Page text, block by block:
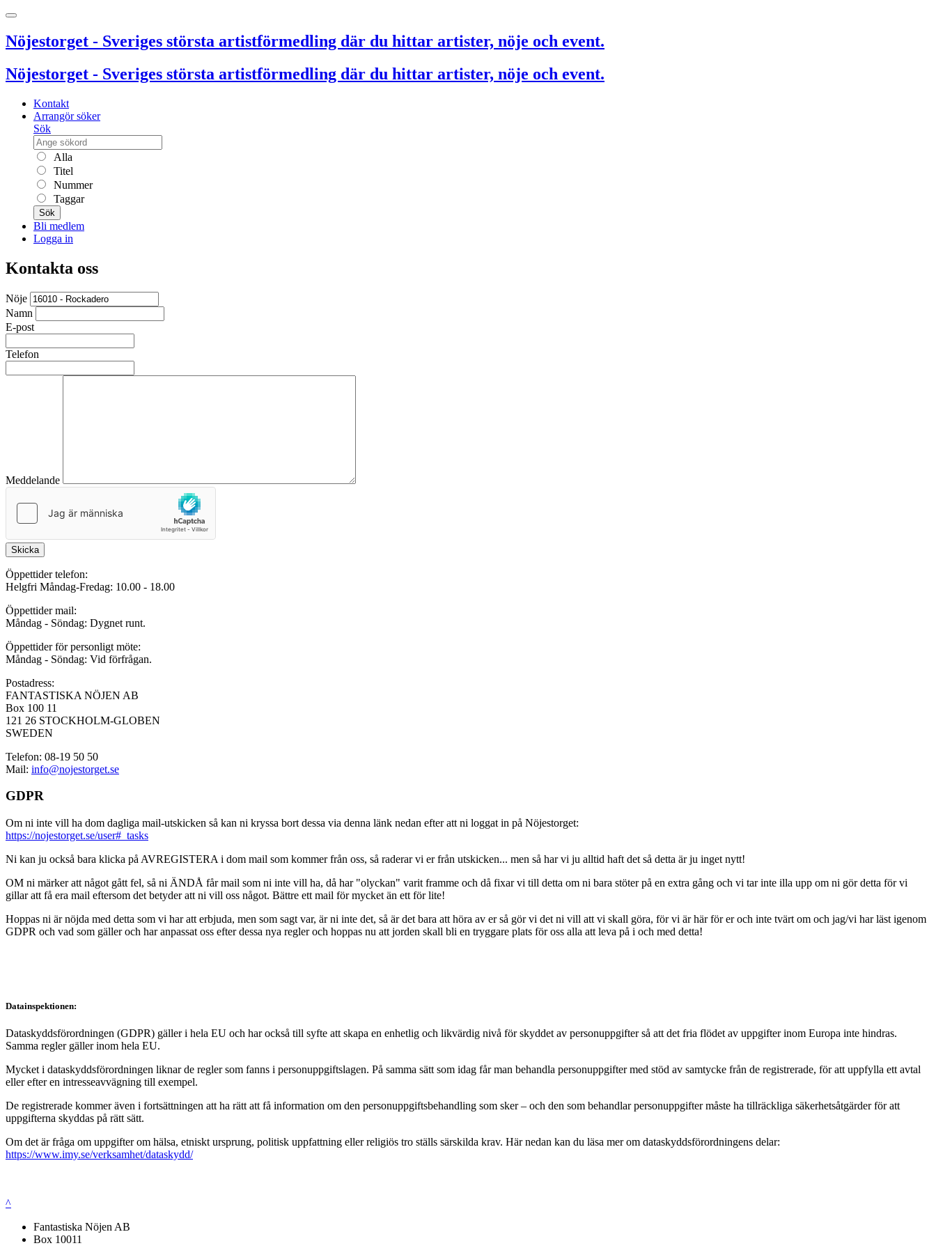
Nöjestorget - Sveriges största artistförmedling där du hittar artister, nöje och event.
Nöjestorget - Sveriges största artistförmedling där du hittar artister, nöje och event.
Kontakt
Arrangör söker
Sök
Alla
Titel
Nummer
Taggar
Sök
Bli medlem
Logga in
Kontakta oss
Nöje
Namn
E-post
Telefon
Meddelande
Skicka
Öppettider telefon:
Helgfri Måndag-Fredag: 10.00 - 18.00
Öppettider mail:
Måndag - Söndag: Dygnet runt.
Öppettider för personligt möte:
Måndag - Söndag: Vid förfrågan.
Postadress:
FANTASTISKA NÖJEN AB
Box 100 11
121 26 STOCKHOLM-GLOBEN
SWEDEN
Telefon: 08-19 50 50
Mail: info@nojestorget.se
GDPR
Om ni inte vill ha dom dagliga mail-utskicken så kan ni kryssa bort dessa via denna länk nedan efter att ni loggat in på Nöjestorget:
https://nojestorget.se/user#_tasks
Ni kan ju också bara klicka på AVREGISTERA i dom mail som kommer från oss, så raderar vi er från utskicken... men så har vi ju alltid haft det så detta är ju inget nytt!
OM ni märker att något gått fel, så ni ÄNDÅ får mail som ni inte vill ha, då har "olyckan" varit framme och då fixar vi till detta om ni bara stöter på en extra gång och vi tar inte illa upp om ni gör detta för vi
gillar att få era mail eftersom det betyder att ni vill oss något. Bättre ett mail för mycket än ett för lite!
Hoppas ni är nöjda med detta som vi har att erbjuda, men som sagt var, är ni inte det, så är det bara att höra av er så gör vi det ni vill att vi skall göra, för vi är här för er och inte tvärt om och jag/vi har läst igenom
GDPR och vad som gäller och har anpassat oss efter dessa nya regler och hoppas nu att jorden skall bli en tryggare plats för oss alla att leva på i och med detta!
Datainspektionen:
Dataskyddsförordningen (GDPR) gäller i hela EU och har också till syfte att skapa en enhetlig och likvärdig nivå för skyddet av personuppgifter så att det fria flödet av uppgifter inom Europa inte hindras.
Samma regler gäller inom hela EU.
Mycket i dataskyddsförordningen liknar de regler som fanns i personuppgiftslagen. På samma sätt som idag får man behandla personuppgifter med stöd av samtycke från de registrerade, för att uppfylla ett avtal
eller efter en intresseavvägning till exempel.
De registrerade kommer även i fortsättningen att ha rätt att få information om den personuppgiftsbehandling som sker – och den som behandlar personuppgifter måste ha tillräckliga säkerhetsåtgärder för att
uppgifterna skyddas på rätt sätt.
Om det är fråga om uppgifter om hälsa, etniskt ursprung, politisk uppfattning eller religiös tro ställs särskilda krav. Här nedan kan du läsa mer om dataskyddsförordningens delar:
https://www.imy.se/verksamhet/dataskydd/
^
Fantastiska Nöjen AB
Box 10011